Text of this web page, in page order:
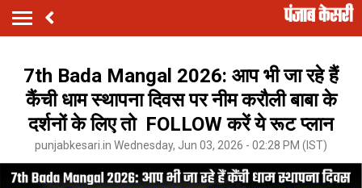
7th Bada Mangal 2026: आप भी जा रहे हैं
कैंची धाम स्थापना दिवस पर नीम करौली बाबा के
दर्शनों के लिए तो FOLLOW करें ये रूट प्लान
punjabkesari.in Wednesday, Jun 03, 2026 - 02:28 PM (IST)